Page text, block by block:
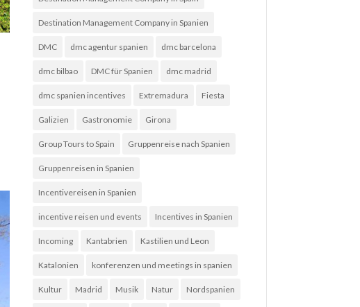
Destination Management Company in Spanien
DMC dmc agentur spanien dmc barcelona
dmc bilbao DMC für Spanien dmc madrid
dmc spanien incentives Extremadura Fiesta
Galizien Gastronomie Girona
Group Tours to Spain Gruppenreise nach Spanien
Gruppenreisen in Spanien
Incentivereisen in Spanien
incentive reisen und events Incentives in Spanien
Incoming Kantabrien Kastilien und Leon
Katalonien konferenzen und meetings in spanien
Kultur Madrid Musik Natur Nordspanien